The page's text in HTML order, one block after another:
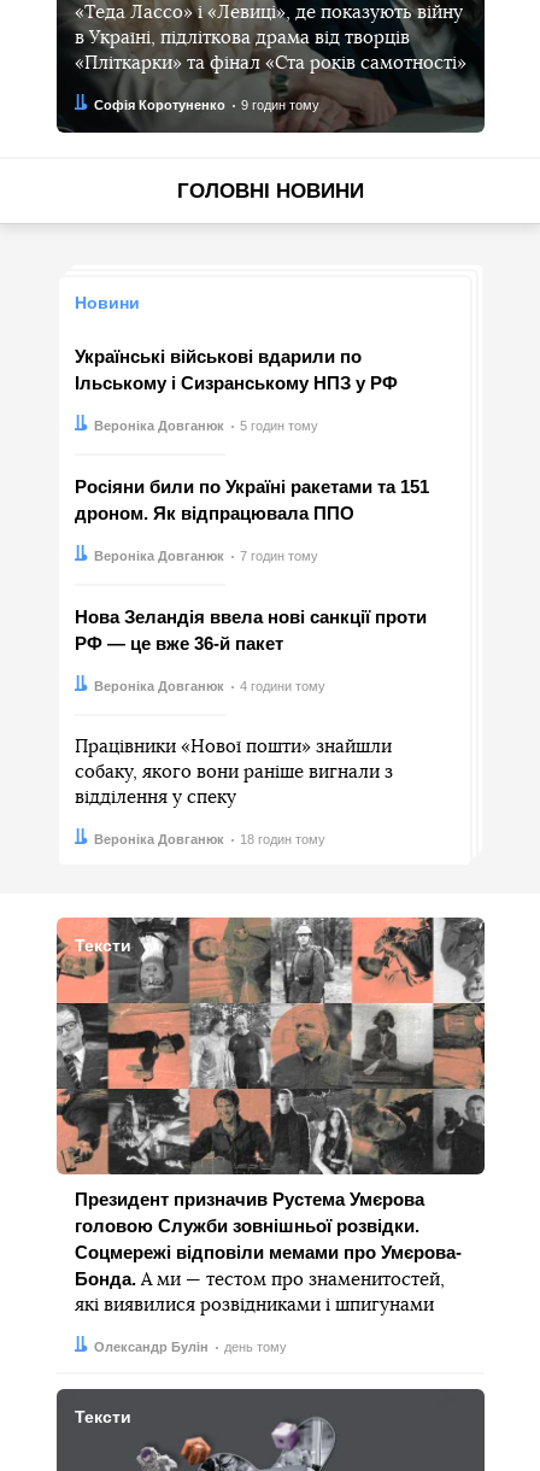
«Теда Лассо» і «Левиці», де показують війну
в Україні, підліткова драма від творців
«Пліткарки» та фінал «Ста років самотності»
Автор:
Софія Коротуненко
Дата: 9 годин тому
ГОЛОВНІ НОВИНИ
Новини
Українські військові вдарили по
Ільському і Сизранському НПЗ у РФ
Автор:Вероніка Довганюк
Дата: 5 годин тому
Росіяни били по Україні ракетами та 151
дроном. Як відпрацювала ППО
Автор:Вероніка Довганюк
Дата: 7 годин тому
Нова Зеландія ввела нові санкції проти
РФ — це вже 36-й пакет
Автор:Вероніка Довганюк
Дата: 4 години тому
Працівники «Нової пошти» знайшли
собаку, якого вони раніше вигнали з
відділення у спеку
Автор:Вероніка Довганюк
Дата: 18 годин тому
Тексти
Президент призначив Рустема Умєрова
головою Служби зовнішньої розвідки.
Соцмережі відповіли мемами про Умєрова-
Бонда.А ми — тестом про знаменитостей,
які виявилися розвідниками і шпигунами
Автор:
Олександр Булін
Дата: день тому
Тексти